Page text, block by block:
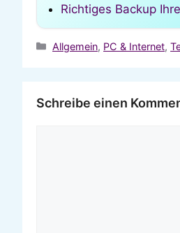
Richtiges Backup
Kategorien
Allgemein, PC & Internet,
Schreibe einen